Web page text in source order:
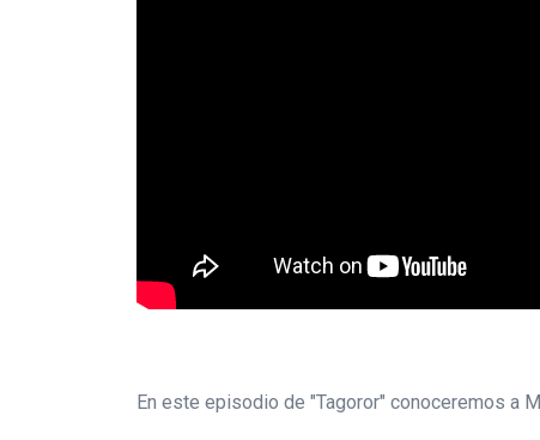
En este episodio de "Tagoror" conoceremos a